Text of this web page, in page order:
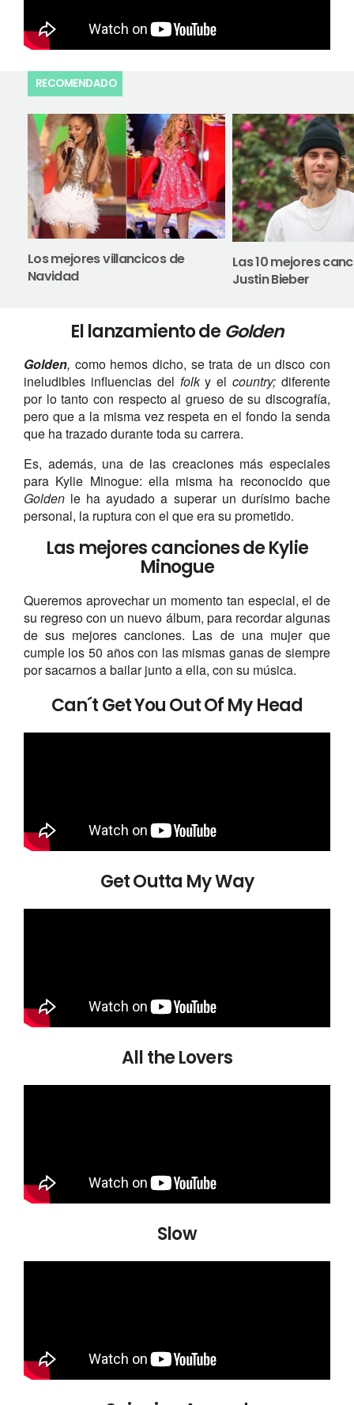
RECOMENDADO
Los mejores villancicos de
Navidad
Las 10 mejores
Justin Bieber
El lanzamiento de Golden
Golden, como hemos dicho, se trata de un disco con
ineludibles influencias del folky elcountry;diferente
por lo tanto con respecto al grueso de su discografía,
pero que a la misma vez respeta en el fondo la senda
que ha trazado durante toda su carrera.
Es, además, una de las creaciones más especiales
para Kylie Minogue: ella misma ha reconocido que
Golden le ha ayudado a superar un durísimo bache
personal, la ruptura con el que era su prometido.
Las mejores canciones de Kylie
Minogue
Queremos aprovechar un momento tan especial, el de
su regreso con un nuevo álbum, para recordar algunas
de sus mejores canciones. Las de una mujer que
cumple los 50 años con las mismas ganas de siempre
por sacarnos a bailar junto a ella, con su música.
Can´t Get You Out Of My Head
Get Outta My Way
All the Lovers
Slow